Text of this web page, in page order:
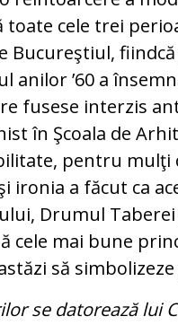
toate cele trei
Bucureştiul,
anilor ’60 a
fusese interzis
în Şcoala de
pentru
ironia a făcut ca
Drumul
cele mai bune
să
se datorează lui